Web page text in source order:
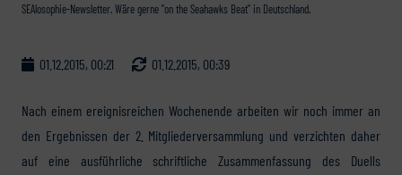
SEAlosophie-Newsletter. Wäre gerne "on the Seahawks Beat" in Deutschland.
01.12.2015, 00:21 01.12.2015, 00:39
Nach einem ereignisreichen Wochenende arbeiten wir noch immer an
den Ergebnissen der 2. Mitgliederversammlung und verzichten daher
auf eine ausführliche schriftliche Zusammenfassung des Duells